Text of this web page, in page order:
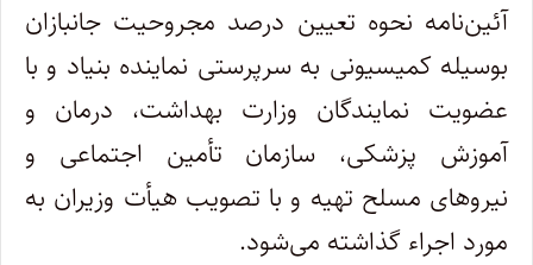
آئین‌نامه نحوه تعیین درصد مجروحیت جانبازان
بوسیله کمیسیونی به سرپرستی نماینده بنیاد و با
عضویت نمایندگان وزارت بهداشت، درمان و
آموزش پزشکی، سازمان تأمین اجتماعی و
نیروهای مسلح تهیه و با تصویب هیأت وزیران به
مورد اجراء گذاشته می‌شود.